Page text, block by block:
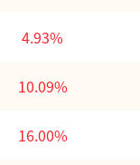
4.93%
10.09%
16.00%